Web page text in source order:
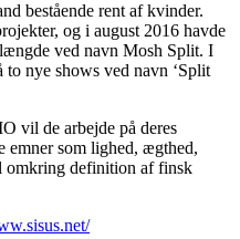
bestående rent af kvinder.
og i august 2016 havde
ved navn Mosh Split. I
to nye shows ved navn ‘Split
vil de arbejde på deres
emner som lighed, ægthed,
omkring definition af finsk